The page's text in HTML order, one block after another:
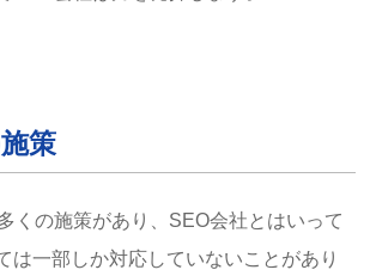
取り扱い
社を避けるために
金が極端に安い
費用が不透明
策
くの施策があり、SEO会社とはいって
は一部しか対応していないことがあり